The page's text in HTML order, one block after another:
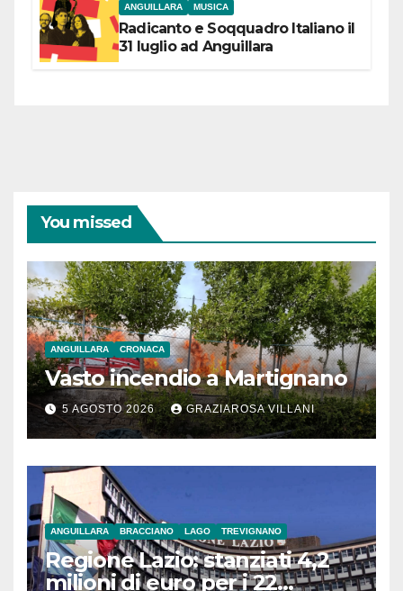
ANGUILLARA MUSICA
Radicanto e Soqquadro Italiano il
31 luglio ad Anguillara
You missed
ANGUILLARA CRONACA
Vasto incendio a Martignano
5 AGOSTO 2026 GRAZIAROSA VILLANI
ANGUILLARA BRACCIANO LAGO TREVIGNANO
Regione Lazio: stanziati 4,2
milioni di euro per i 22